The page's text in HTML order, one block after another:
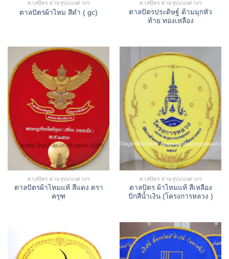
ตาลปัตร ย่ามรูปแบบต่างๆ
ตาลปัตรผ้าไหม สีดำ ( gc)
ตาลปัตร ย่ามรูปแบบต่างๆ
ตาลปัตรประดิษฐ์ ด้ามมุกหัว
ท้าย ทองเหลือง
ตาลปัตร ย่ามรูปแบบต่างๆ
ตาลปัตรผ้าไหมแท้ สีแดง ตรา
ครุฑ
ตาลปัตร ย่ามรูปแบบต่างๆ
ตาลปัตร ผ้าไหมแท้ สีเหลือง
ปักสีน้ำเงิน (โครงการหลวง )